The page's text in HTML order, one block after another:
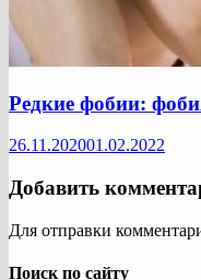
Редкие фобии:
26.11.202001.02.2022
Добавить
Для отправки
Поиск по сайту